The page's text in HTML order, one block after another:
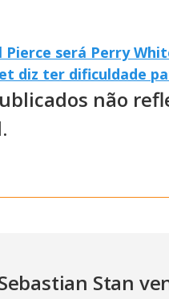
será Perry
diz ter dificuldade
não
Stan